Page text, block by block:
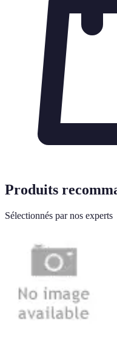
Produits
Sélectionnés par nos experts